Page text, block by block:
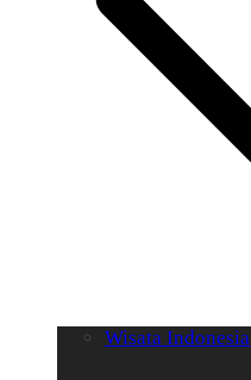
Wisata Indonesia